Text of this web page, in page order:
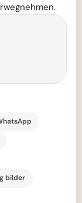
bilder